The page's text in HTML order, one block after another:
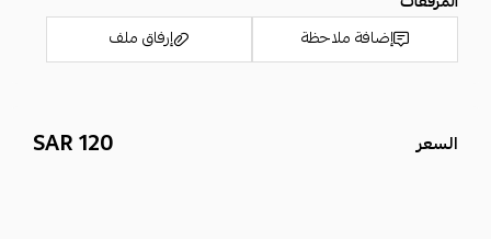
إضافة ملاحظة
إرفاق ملف
السعر 120 SAR